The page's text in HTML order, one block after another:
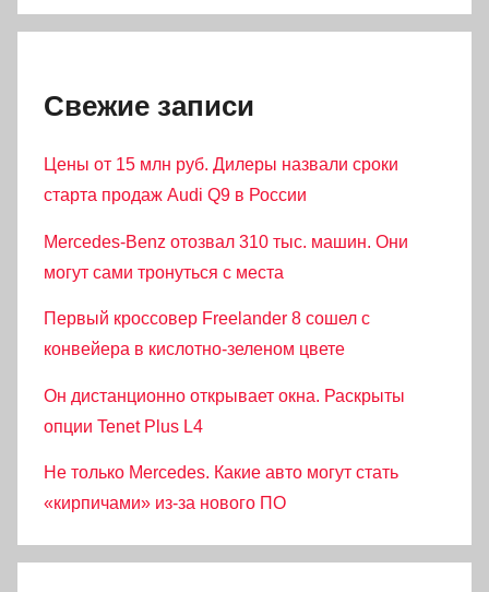
Свежие записи
Цены от 15 млн руб. Дилеры назвали сроки
старта продаж Audi Q9 в России
Mercedes-Benz отозвал 310 тыс. машин. Они
могут сами тронуться с места
Первый кроссовер Freelander 8 сошел с
конвейера в кислотно-зеленом цвете
Он дистанционно открывает окна. Раскрыты
опции Tenet Plus L4
Не только Mercedes. Какие авто могут стать
«кирпичами» из-за нового ПО